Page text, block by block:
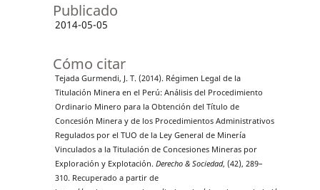
Publicado
2014-05-05
Cómo citar
Tejada Gurmendi, J. T. (2014). Régimen Legal de la
Titulación Minera en el Perú: Análisis del Procedimiento
Ordinario Minero para la Obtención del Título de
Concesión Minera y de los Procedimientos Administrativos
Regulados por el TUO de la Ley General de Minería
Vinculados a la Titulación de Concesiones Mineras por
Exploración y Explotación. Derecho & Sociedad, (42), 289–
310. Recuperado a partir de